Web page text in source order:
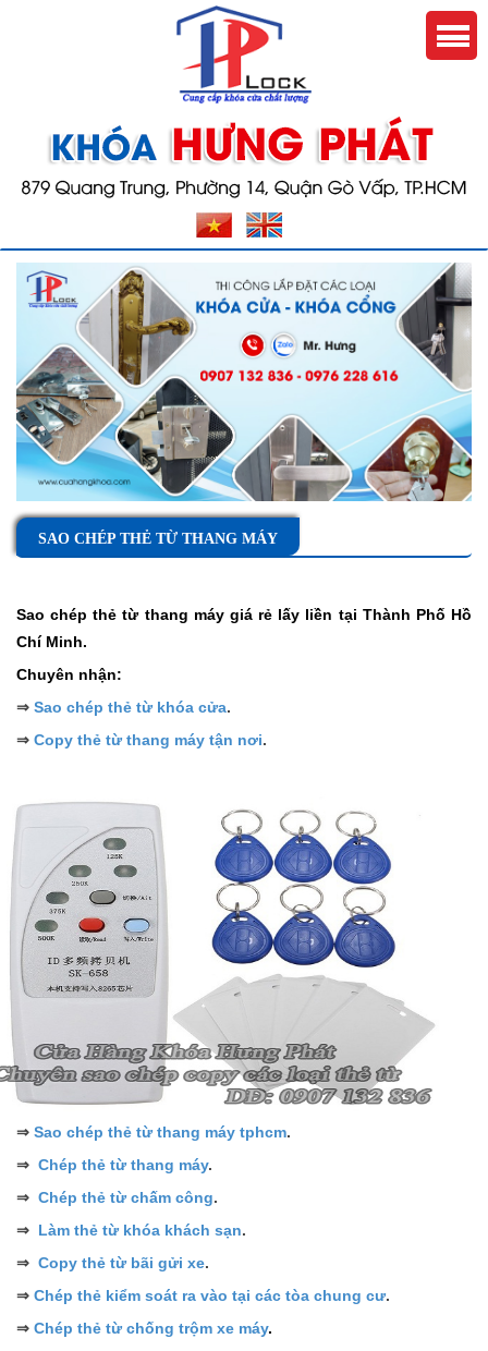
SAO CHÉP THẺ TỪ THANG MÁY
Sao chép thẻ từ thang máygiá rẻ lấy liền tại Thành Phố Hồ
Chí Minh.
Chuyên nhận:
⇒ Sao chép thẻ từ khóa cửa.
⇒ Copy thẻ từ thang máy tận nơi.
⇒ Sao chép thẻ từ thang máy tphcm.
⇒ Chép thẻ từ thang máy.
⇒ Chép thẻ từ chấm công.
⇒ Làm thẻ từ khóa khách sạn.
⇒ Copy thẻ từ bãi gửi xe.
⇒ Chép thẻ kiểm soát ra vào tại các tòa chung cư.
⇒ Chép thẻ từ chống trộm xe máy.